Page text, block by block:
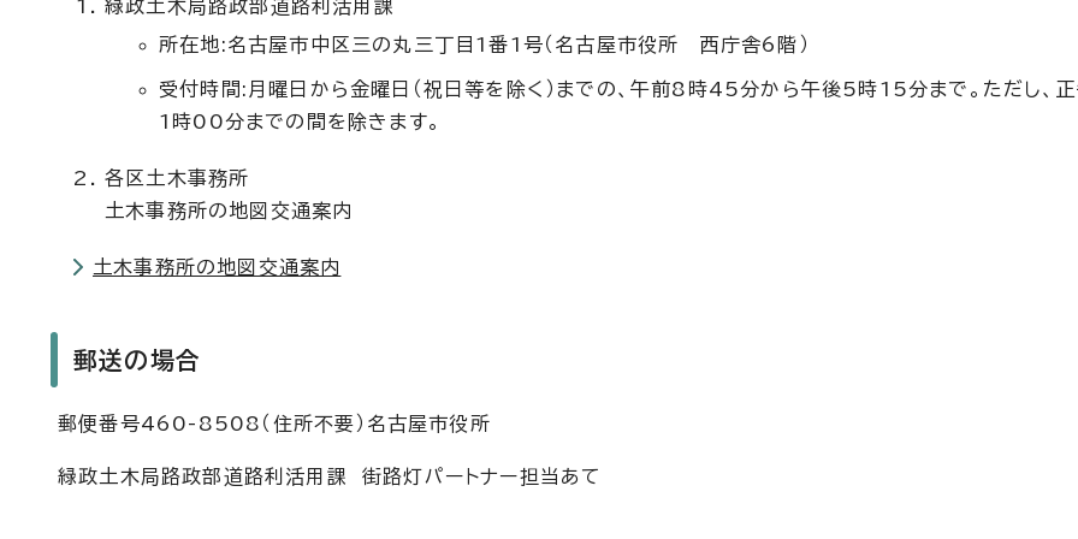
緑政土木局路政部道路利活用課
所在地:名古屋市中区三の丸三丁目1番1号（名古屋市役所 西庁舎6階）
受付時間:月曜日から金曜日（祝日等を除く）までの、午前8時45分から午後5時15分まで。ただし、
1時00分までの間を除きます。
各区土木事務所
土木事務所の地図交通案内
土木事務所の地図交通案内
郵送の場合
郵便番号460-8508（住所不要）名古屋市役所
緑政土木局路政部道路利活用課 街路灯パートナー担当あて